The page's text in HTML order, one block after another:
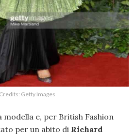
Credits: Getty Images
modella e, per British Fashion
per un abito di Richard